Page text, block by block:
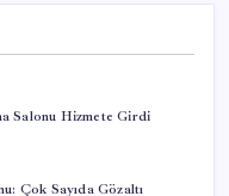
Salonu Hizmete Girdi
Çok Sayıda Gözaltı